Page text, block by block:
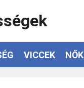
VICCEK NŐK